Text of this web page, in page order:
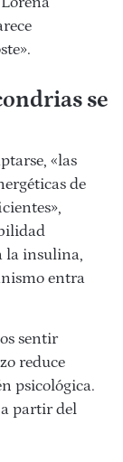
se
«las
de
la insulina,
entra
sentir
reduce
psicológica.
partir del